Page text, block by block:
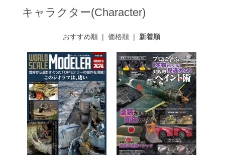
キャラクター(Character)
おすすめ順 |価格順 | 新着順